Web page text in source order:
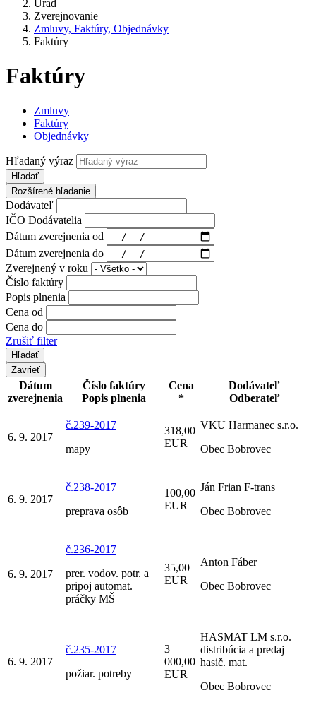
Úrad
Zverejnovanie
Zmluvy, Faktúry, Objednávky
Faktúry
Faktúry
Zmluvy
Faktúry
Objednávky
Hľadaný výraz
Hľadať
Rozšírené hľadanie
Dodávateľ
IČO Dodávatelia
Dátum zverejnenia od
Dátum zverejnenia do
Zverejnený v roku
Číslo faktúry
Popis plnenia
Cena od
Cena do
Zrušiť filter
Zavrieť
Dátum
zverejnenia
Číslo faktúry
Popis plnenia
Cena
*
Dodávateľ
Odberateľ
6. 9. 2017
č.239-2017
mapy
318,00
EUR
VKU Harmanec s.r.o.
Obec Bobrovec
6. 9. 2017
č.238-2017
preprava osôb
100,00
EUR
Ján Frian F-trans
Obec Bobrovec
6. 9. 2017
č.236-2017
prer. vodov. potr. a
pripoj automat.
práčky MŠ
35,00
EUR
Anton Fáber
Obec Bobrovec
6. 9. 2017
č.235-2017
požiar. potreby
3
000,00
EUR
HASMAT LM s.r.o.
distribúcia a predaj
hasič. mat.
Obec Bobrovec